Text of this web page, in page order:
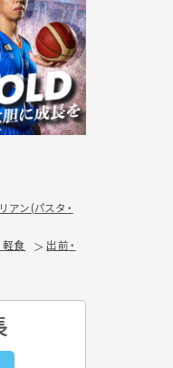
アン(パスタ・
軽食
出前・